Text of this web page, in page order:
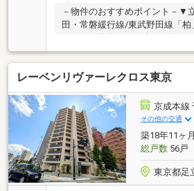
お気軽にお問合せ下さい！
－物件のおすすめポイント－▼
田・常磐緩行線/東武野田線「
ション・株式会社竹中工務店施
有人管理体制（土日及び18時～
ンターにて管理）・ペット飼育
お部屋の特徴・80.00平米の
の角部屋につき、陽当たり・眺
ビングダイニング）▼リフォー
旬完了予定）・全室クロス貼替
替（洗面室・トイレ）・ハウス
レーベンリヴァーレクロス東京
京成本線
その他の交通
築18年11ヶ
総戸数56戸
東京都足